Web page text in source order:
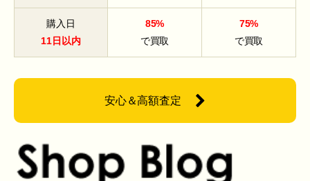
購入日
11日以内
85%
で買取
75%
で買取
安心＆高額査定